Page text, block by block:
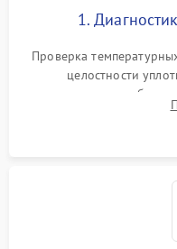
работе
1.
Проверка
целостности
сопротивления
считывание кодов